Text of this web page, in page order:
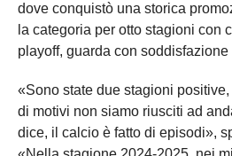
dove conquistò una storica
la categoria per otto stagioni con
playoff, guarda con
«Sono state due stagioni
di motivi non siamo riusciti ad
dice, il calcio è fatto di episodi»,